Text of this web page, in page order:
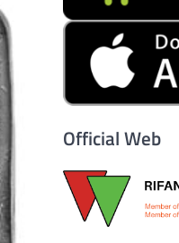
Official Web